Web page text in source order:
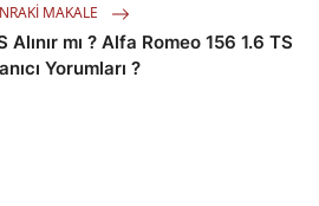
MAKALE
mı ? Alfa Romeo 156 1.6 TS
Yorumları ?